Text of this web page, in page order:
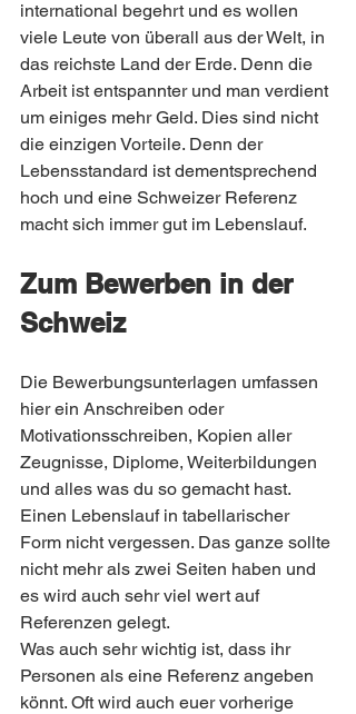
international begehrt und es wollen
viele Leute von überall aus der Welt, in
das reichste Land der Erde. Denn die
Arbeit ist entspannter und man verdient
um einiges mehr Geld. Dies sind nicht
die einzigen Vorteile. Denn der
Lebensstandard ist dementsprechend
hoch und eine Schweizer Referenz
macht sich immer gut im Lebenslauf.
Zum Bewerben in der
Schweiz
Die Bewerbungsunterlagen umfassen
hier ein Anschreiben oder
Motivationsschreiben, Kopien aller
Zeugnisse, Diplome, Weiterbildungen
und alles was du so gemacht hast.
Einen Lebenslauf in tabellarischer
Form nicht vergessen. Das ganze sollte
nicht mehr als zwei Seiten haben und
es wird auch sehr viel wert auf
Referenzen gelegt.
Was auch sehr wichtig ist, dass ihr
Personen als eine Referenz angeben
könnt. Oft wird auch euer vorherige